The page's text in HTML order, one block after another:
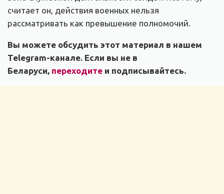
считает он, действия военных нельзя
рассматривать как превышение полномочий.
Вы можете обсудить этот материал в нашем
Telegram-канале. Если вы не в
Беларуси, переходите и подписывайтесь.